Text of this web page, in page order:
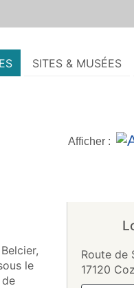
SITES & MUSÉES
Afficher :
le
Route de
17120